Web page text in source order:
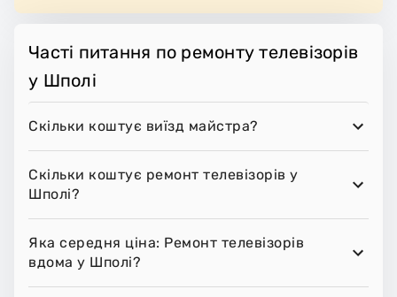
Часті питання по ремонту телевізорів
у Шполі
Скільки коштує виїзд майстра?
Скільки коштує ремонт телевізорів у
Шполі?
Яка середня ціна: Ремонт телевізорів
вдома у Шполі?